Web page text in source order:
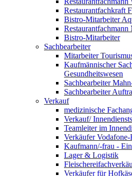
Restaurantfachkraft
Bistro-Mitarbeiter
Restaurantfachmann
Bistro-Mitarbeiter
Sachbearbeiter
Mitarbeiter
Kaufmännischer
Gesundheitswesen
Sachbearbeiter
Sachbearbeiter
Verkauf
medizinische
Verkauf/
Teamleiter im
Verkäufer
Kaufmann/-frau -
Lager & Logistik
Verkäufer für